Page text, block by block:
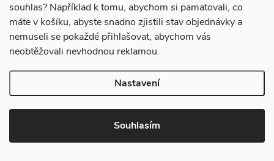
souhlas? Například k tomu, abychom si pamatovali, co
máte v košíku, abyste snadno zjistili stav objednávky a
nemuseli se pokaždé přihlašovat, abychom vás
neobtěžovali nevhodnou reklamou.
Nastavení
Souhlasím
Joyetech eGo NexO je
nejnovějším přírůstkem do
rodiny oblíbených
elektronických cigaret s POD
1500mAh monočlánkem a
Joyetech eGo NexO je
nejnovějším přírůstkem do
rodiny oblíbených
elektronických cigaret s POD
1500mAh monočlánkem a
cartridgí o objemu...